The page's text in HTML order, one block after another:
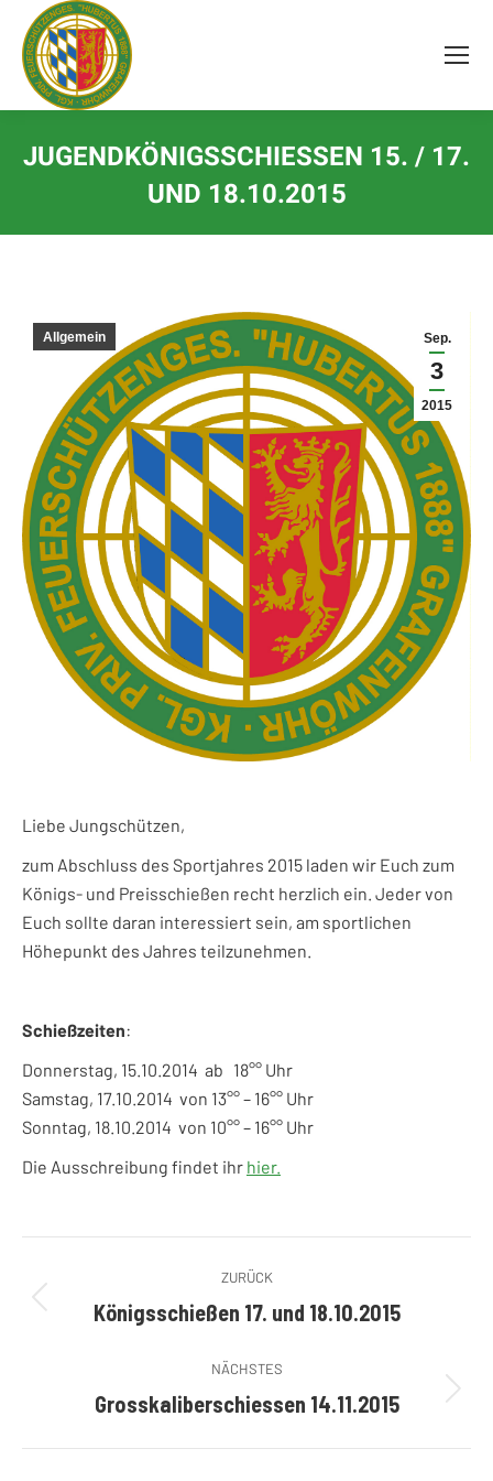
springen
JUGENDKÖNIGSSCHIESSEN 15. / 17. U
ND 18.10.2015
Sep.
3
2015
Allgemein
Liebe Jungschützen,
zum Abschluss des Sportjahres 2015 laden wir Euch zum
Königs- und Preisschießen recht herzlich ein. Jeder von
Euch sollte daran interessiert sein, am sportlichen
Höhepunkt des Jahres teilzunehmen.
Schießzeiten:
Donnerstag, 15.10.2014 ab 18°° Uhr
Samstag, 17.10.2014 von 13°° – 16°° Uhr
Sonntag, 18.10.2014 von 10°° – 16°° Uhr
Die Ausschreibung findet ihr hier.
Kommentarnavigation
ZURÜCK
Vorheriger
Königsschießen 17. und 18.10.2015
NÄCHSTES
Nächster
Grosskaliberschiessen 14.11.2015